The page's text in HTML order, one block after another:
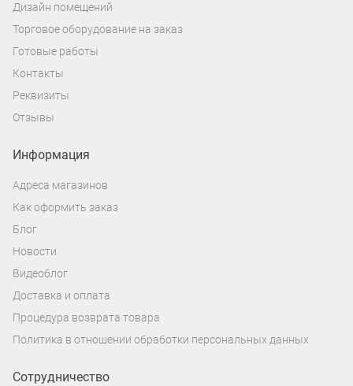
Дизайн помещений
Торговое оборудование на заказ
Готовые работы
Контакты
Реквизиты
Отзывы
Информация
Адреса магазинов
Как оформить заказ
Блог
Новости
Видеоблог
Доставка и оплата
Процедура возврата товара
Политика в отношении обработки персональных данных
Сотрудничество